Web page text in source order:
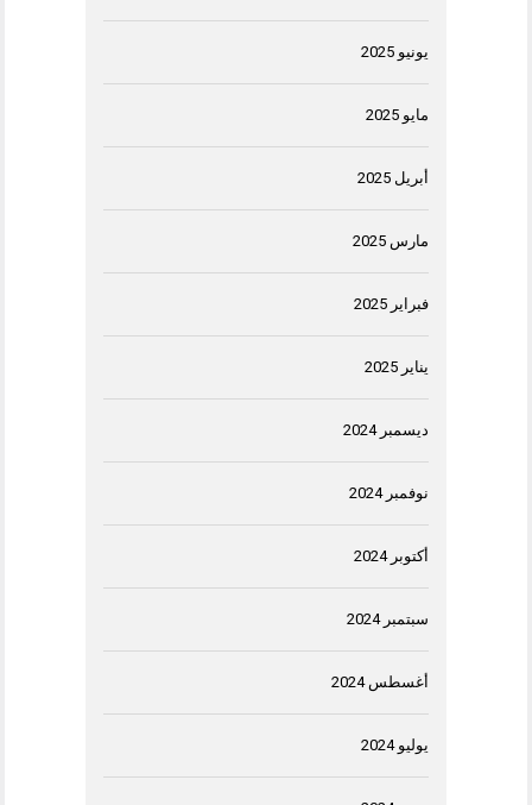
يونيو 2025
مايو 2025
أبريل 2025
مارس 2025
فبراير 2025
يناير 2025
ديسمبر 2024
نوفمبر 2024
أكتوبر 2024
سبتمبر 2024
أغسطس 2024
يوليو 2024